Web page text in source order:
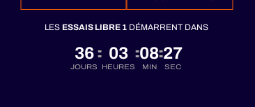
LESESSAIS LIBRE 1 DÉMARRENT DANS
36
JOURS
: 03
HEURES
:08
MIN
:25
SEC